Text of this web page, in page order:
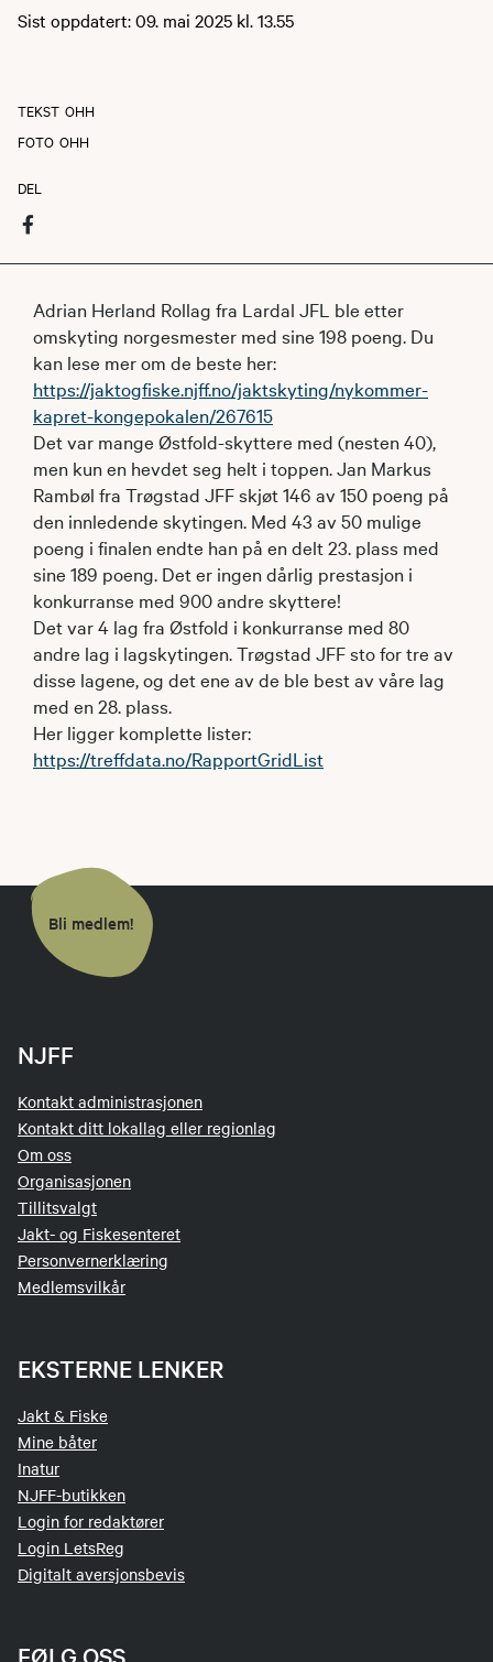
Sist oppdatert: 09. mai 2025 kl. 13.55
TEKST OHH
FOTO OHH
DEL
Adrian Herland Rollag fra Lardal JFL ble etter
omskyting norgesmester med sine 198 poeng. Du
kan lese mer om de beste her:
https://jaktogfiske.njff.no/jaktskyting/nykommer-
kapret-kongepokalen/267615
Det var mange Østfold-skyttere med (nesten 40),
men kun en hevdet seg helt i toppen. Jan Markus
Rambøl fra Trøgstad JFF skjøt 146 av 150 poeng på
den innledende skytingen. Med 43 av 50 mulige
poeng i finalen endte han på en delt 23. plass med
sine 189 poeng. Det er ingen dårlig prestasjon i
konkurranse med 900 andre skyttere!
Det var 4 lag fra Østfold i konkurranse med 80
andre lag i lagskytingen. Trøgstad JFF sto for tre av
disse lagene, og det ene av de ble best av våre lag
med en 28. plass.
Her ligger komplette lister:
https://treffdata.no/RapportGridList
Bli medlem!
NJFF
Kontakt administrasjonen
Kontakt ditt lokallag eller regionlag
Om oss
Organisasjonen
Tillitsvalgt
Jakt- og Fiskesenteret
Personvernerklæring
Medlemsvilkår
EKSTERNE LENKER
Jakt & Fiske
Mine båter
Inatur
NJFF-butikken
Login for redaktører
Login LetsReg
Digitalt aversjonsbevis
FØLG OSS